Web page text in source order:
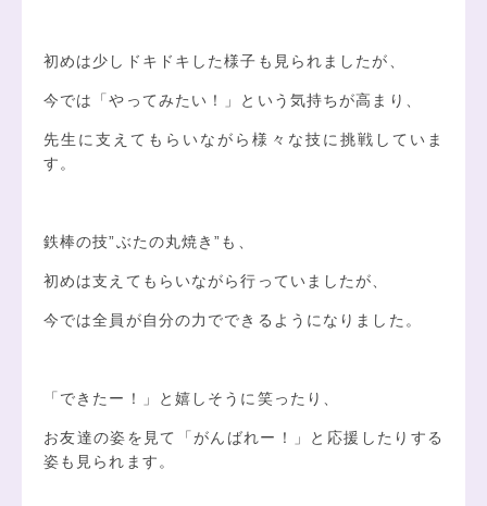
初めは少しドキドキした様子も見られましたが、
今では「やってみたい！」という気持ちが高まり、
先生に支えてもらいながら様々な技に挑戦していま
す。
鉄棒の技”ぶたの丸焼き”も、
初めは支えてもらいながら行っていましたが、
今では全員が自分の力でできるようになりました。
「できたー！」と嬉しそうに笑ったり、
お友達の姿を見て「がんばれー！」と応援したりする
姿も見られます。